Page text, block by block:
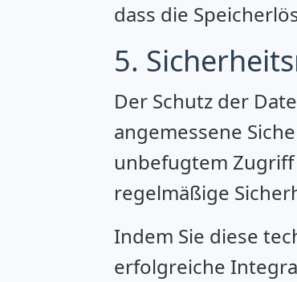
dass die
5.
Der Schutz der
angemessene
unbefugtem
regelmäßige
Indem Sie diese
erfolgreiche